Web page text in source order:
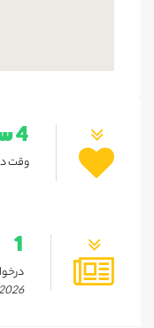
4 ساعت
وقت
1